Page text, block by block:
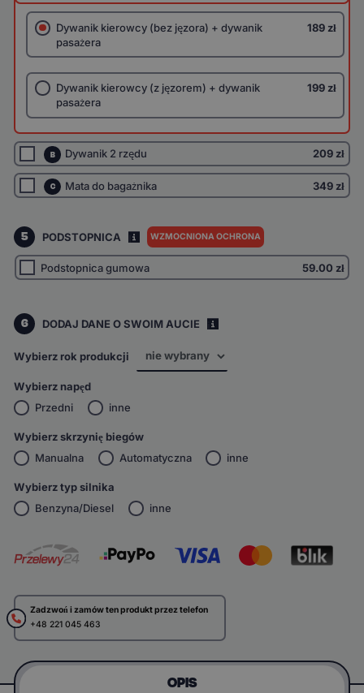
Dywanik kierowcy (bez jęzora) + dywanik
pasażera
189 zł
Dywanik kierowcy (z jęzorem) + dywanik
pasażera
199 zł
B Dywanik 2 rzędu 209 zł
C Mata do bagażnika 349 zł
5 PODSTOPNICA WZMOCNIONA OCHRONA
Podstopnica gumowa 59.00 zł
6 DODAJ DANE O SWOIM AUCIE
Wybierz rok produkcji
Wybierz napęd
Przedni
inne
Wybierz skrzynię biegów
Manualna
Automatyczna inne
Wybierz typ silnika
Benzyna/Diesel
inne
Zadzwoń i zamów ten produkt przez telefon
+48 221 045 463
OPIS